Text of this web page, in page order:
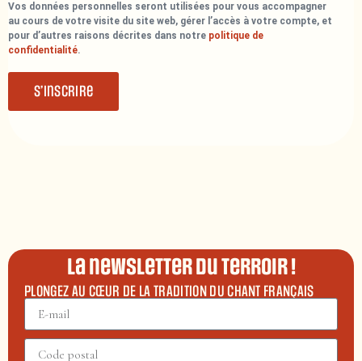
Vos données personnelles seront utilisées pour vous accompagner
au cours de votre visite du site web, gérer l’accès à votre compte, et
pour d’autres raisons décrites dans notre politique de
confidentialité.
S’inscrire
La newsletter du terroir !
PLONGEZ AU CŒUR DE LA TRADITION DU CHANT FRANÇAIS